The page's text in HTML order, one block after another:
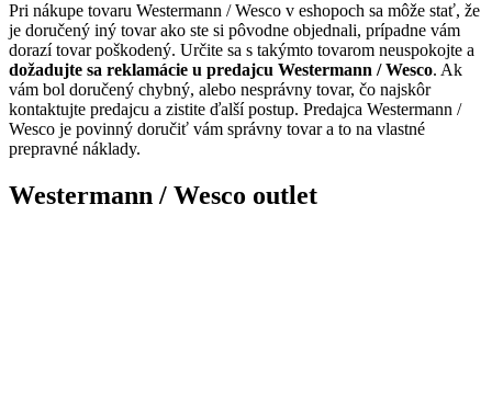
Pri nákupe tovaru Westermann / Wesco v eshopoch sa môže stať, že
je doručený iný tovar ako ste si pôvodne objednali, prípadne vám
dorazí tovar poškodený. Určite sa s takýmto tovarom neuspokojte a
dožadujte sa reklamácie u predajcu Westermann / Wesco. Ak
vám bol doručený chybný, alebo nesprávny tovar, čo najskôr
kontaktujte predajcu a zistite ďalší postup. Predajca Westermann /
Wesco je povinný doručiť vám správny tovar a to na vlastné
prepravné náklady.
Westermann / Wesco outlet